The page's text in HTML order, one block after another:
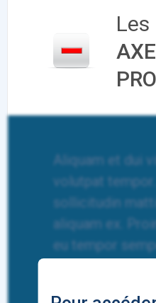
Les
Aliquam et dui
volutpat
sollicitudin
aliquam ex.
eu tempor